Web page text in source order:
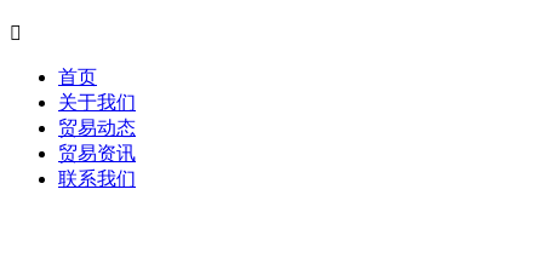

首页
关于我们
贸易动态
贸易资讯
联系我们